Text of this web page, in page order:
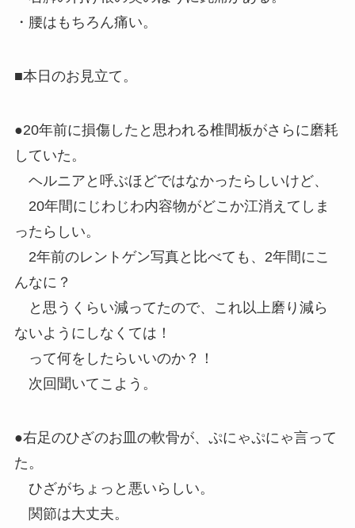
・腰はもちろん痛い。
■本日のお見立て。
●20年前に損傷したと思われる椎間板がさらに磨耗
していた。
ヘルニアと呼ぶほどではなかったらしいけど、
20年間にじわじわ内容物がどこか江消えてしま
ったらしい。
2年前のレントゲン写真と比べても、2年間にこ
んなに？
と思うくらい減ってたので、これ以上磨り減ら
ないようにしなくては！
って何をしたらいいのか？！
次回聞いてこよう。
●右足のひざのお皿の軟骨が、ぷにゃぷにゃ言って
た。
ひざがちょっと悪いらしい。
関節は大丈夫。